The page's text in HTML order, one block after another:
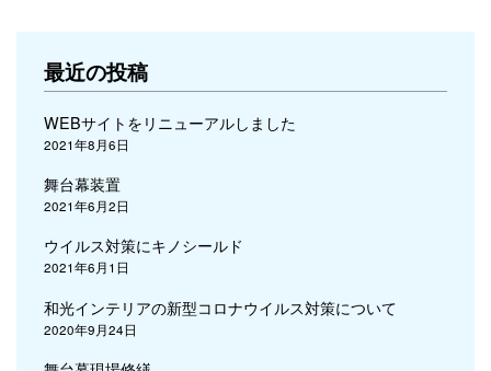
最近の投稿
WEBサイトをリニューアルしました
2021年8月6日
舞台幕装置
2021年6月2日
ウイルス対策にキノシールド
2021年6月1日
和光インテリアの新型コロナウイルス対策について
2020年9月24日